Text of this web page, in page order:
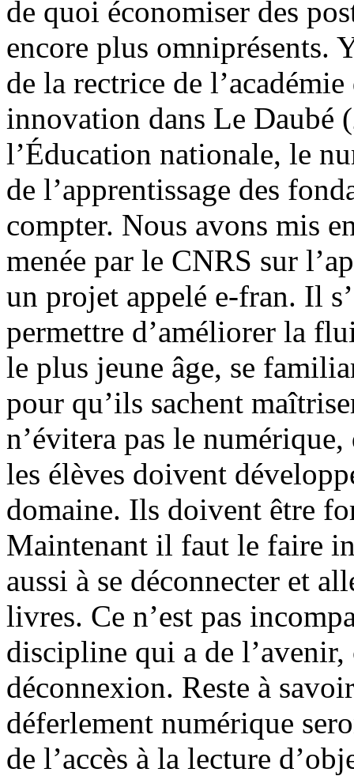
de quoi économiser des
encore plus omniprésents.
de la rectrice de
innovation dans Le Daubé
l’Éducation nationale, le
de l’apprentissage des
compter. Nous avons mis
menée par le CNRS sur
un projet appelé e-fran. Il
permettre d’améliorer la
le plus jeune âge, se
pour qu’ils sachent
n’évitera pas le
les élèves doivent
domaine. Ils doivent être
Maintenant il faut le faire
aussi à se déconnecter et
livres. Ce n’est pas
discipline qui a de l’avenir,
déconnexion. Reste à
déferlement numérique
de l’accès à la lecture